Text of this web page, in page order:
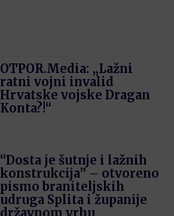
OTPOR.Media: „Lažni
ratni vojni invalid
Hrvatske vojske Dragan
Konta?!“
“Dosta je šutnje i lažnih
konstrukcija” – otvoreno
pismo braniteljskih
udruga Splita i županije
državnom vrhu